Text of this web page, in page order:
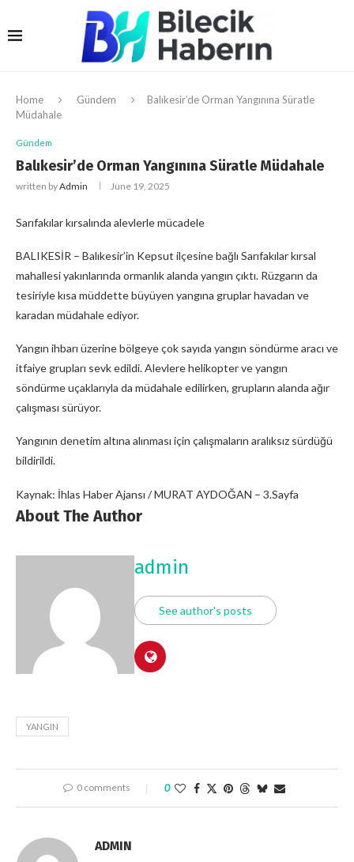
Home Gündem
Balıkesir’de Orman Yangınına Süratle
Müdahale
Gündem
Balıkesir’de Orman Yangınına Süratle Müdahale
written byAdmin June 19, 2025
Sarıfakılar kırsalında alevlerle mücadele
BALIKESİR – Balıkesir’in Kepsut ilçesine bağlı Sarıfakılar kırsal
mahallesi yakınlarında ormanlık alanda yangın çıktı. Rüzgarın da
tesiriyle kısa müddette büyüyen yangına gruplar havadan ve
karadan müdahale ediyor.
Yangın ihbarı üzerine bölgeye çok sayıda yangın söndürme aracı ve
itfaiye grupları sevk edildi. Alevlere helikopter ve yangın
söndürme uçaklarıyla da müdahale edilirken, grupların alanda ağır
çalışması sürüyor.
Yangının denetim altına alınması için çalışmaların aralıksız sürdüğü
bildirildi.
Kaynak: İhlas Haber Ajansı / MURAT AYDOĞAN – 3.Sayfa
About The Author
admin
See author's posts
YANGIN
0 comments 0
ADMIN